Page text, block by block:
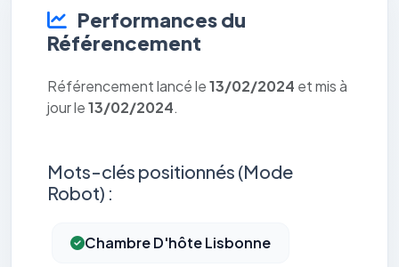
Performances du
Référencement
Référencement lancé le13/02/2024 et mis à
jour le13/02/2024.
Mots-clés positionnés (Mode
Robot) :
Chambre D'hôte Lisbonne